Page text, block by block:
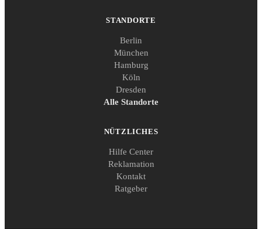
STANDORTE
Berlin
München
Hamburg
Köln
Dresden
Alle Standorte
NÜTZLICHES
Hilfe Center
Reklamation
Kontakt
Ratgeber